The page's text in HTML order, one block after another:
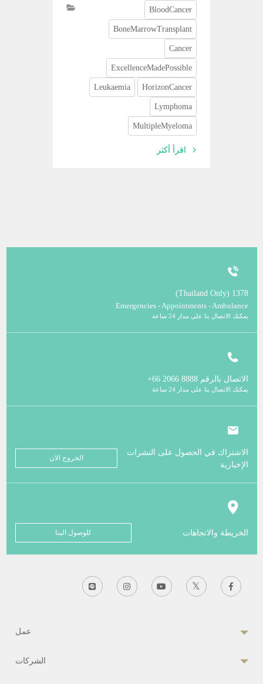
هذا هو الأمل الوحيد في الشفاء التام من
السرطان ، لكن فرص العثور على متبرع
بنخاع العظم ومتطابق تمامًا تكون ضئيلة
ما هو مطلوب الآن للعلاج بمعدل نجاح
مرتفع. "قال مساعد. البروفيسور العقيد
Prof. Col. Dr. Wichean
Mongkonsritragoon
BloodCancer
BoneMarrowTransplant
Cancer
ExcellenceMadePossible
HorizonCancer
Leukaemia
Lymphoma
MultipleMyeloma
اقرأ أكثر
1378 (Thailand Only)
Emergencies - Appointments - Ambulance
يمكنك الاتصال بنا على مدار 24 ساعة
الاتصال بالرقم 8888 2066 66+
يمكنك الاتصال بنا على مدار 24 ساعة
الاشتراك في الحصول على النشرات
الإخبارية
الخروج الان
الخريطة والاتجاهات للوصول الينا
عمل
الشركات